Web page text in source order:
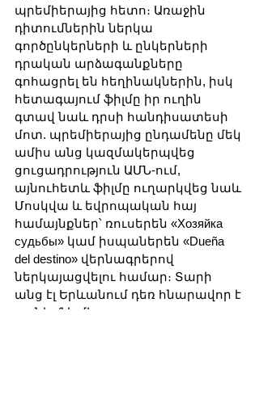
պրեմիերայից հետո։ Առաջին
դիտումներին ներկա
գործընկերների և ընկերների
դրական արձագանքները
գոհացրել են հեղինակներին, իսկ
հետագայում ֆիլմը իր ուղին
գտավ նաև դրսի հանդիսատեսի
մոտ. պրեմիերայից ընդամենը մեկ
ամիս անց կազմակերպվեց
ցուցադրություն ԱՄՆ-ում,
այնուհետև ֆիլմը ուղարկվեց նաև
Մոսկվա և եվրոպական հայ
համայնքներ՝ ռուսերեն «Хозяйка
судьбы» կամ իսպաներեն «Dueña
del destino» վերնագրերով
ներկայացվելու համար։ Տարի
անց էլ Երևանում դեռ հնարավոր է
գտնել ֆիլմի